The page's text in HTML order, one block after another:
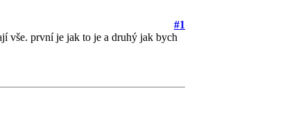
#1
vše. první je jak to je a druhý jak bych